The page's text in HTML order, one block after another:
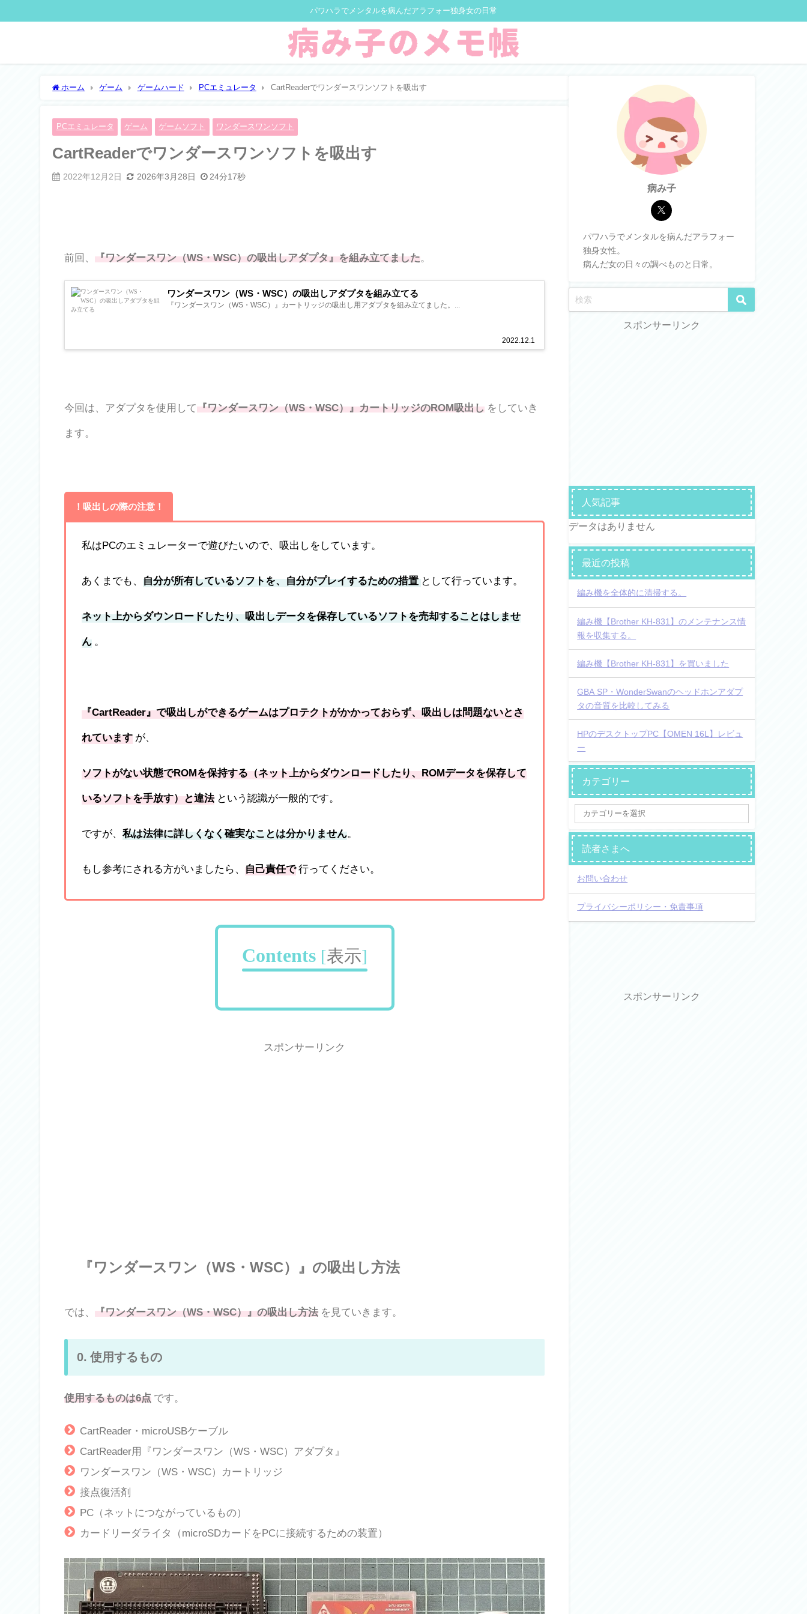
パワハラでメンタルを病んだアラフォー独身女の日常
ホーム ゲーム ゲームハード PCエミュレータ CartReaderでワンダースワンソフトを吸出す
PCエミュレータ ゲーム ゲームソフト ワンダースワンソフト
CartReaderでワンダースワンソフトを吸出す
2022年12月2日 2026年3月28日 24分17秒
前回、『ワンダースワン（WS・WSC）の吸出しアダプタ』を組み立てました
ワンダースワン（WS・WSC）の吸出しアダプタを組み立てる
2022.12.1
『ワンダースワン（WS・WSC）』カートリッジの吸出し用アダプタを組み立てました。...
今回は、アダプタを使用して『ワンダースワン（WS・WSC）』カートリッジのROM吸出し をしていき
ます。
！吸出しの際の注意！
私はPCのエミュレーターで遊びたいので、吸出しをしています。
あくまでも、 自分が所有しているソフトを、自分がプレイするための措置として行っています。
ネット上からダウンロードしたり、吸出しデータを保存しているソフトを売却することはしませ
ん。
『CartReader』で吸出しができるゲームはプロテクトがかかっておらず、吸出しは問題ないとさ
れていますが、
ソフトがない状態でROMを保持する（ネット上からダウンロードしたり、ROMデータを保存して
いるソフトを手放す）と違法という認識が一般的です。
ですが、 私は法律に詳しくなく確実なことは分かりません。
もし参考にされる方がいましたら、 自己責任で行ってください。
Contents [表示]
スポンサーリンク
『ワンダースワン（WS・WSC）』の吸出し方法
では、『ワンダースワン（WS・WSC）』の吸出し方法 を見ていきます。
0. 使用するもの
使用するものは6点 です。
CartReader・microUSBケーブル
CartReader用『ワンダースワン（WS・WSC）アダプタ』
ワンダースワン（WS・WSC）カートリッジ
接点復活剤
PC（ネットにつながっているもの）
カードリーダライタ（microSDカードをPCに接続するための装置）
病み子
パワハラでメンタルを病んだアラフォー
独身女性。
病んだ女の日々の調べものと日常。
スポンサーリンク
人気記事
データはありません
最近の投稿
編み機を全体的に清掃する。
編み機【Brother KH-831】のメンテナンス情
報を収集する。
編み機【Brother KH-831】を買いました
GBA SP・WonderSwanのヘッドホンアダプ
タの音質を比較してみる
HPのデスクトップPC【OMEN 16L】レビュ
ー
カテゴリー
読者さまへ
お問い合わせ
プライバシーポリシー・免責事項
スポンサーリンク